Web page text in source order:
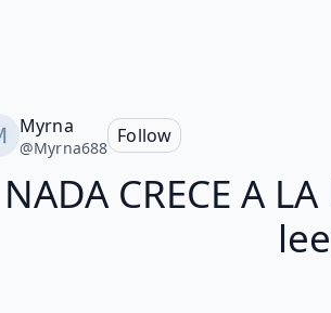
Myrna
@Myrna688
Follow
NADA CRECE A